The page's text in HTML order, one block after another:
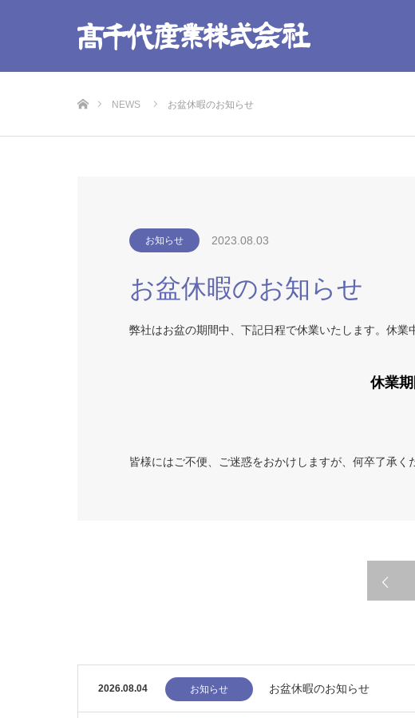
NEWS お盆休暇のお知らせ
お知らせ 2023.08.03
お盆休暇のお知らせ
弊社はお盆の期間中、下記日程で休業いたします。休
休業
皆様にはご不便、ご迷惑をおかけしますが、何卒了承く
2026.08.04 お知らせ お盆休暇のお知らせ